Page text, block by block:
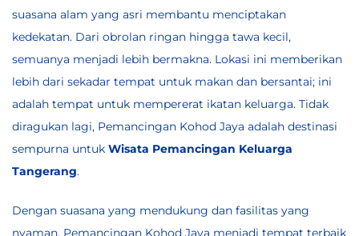
suasana alam yang asri membantu menciptakan
kedekatan. Dari obrolan ringan hingga tawa kecil,
semuanya menjadi lebih bermakna. Lokasi ini memberikan
lebih dari sekadar tempat untuk makan dan bersantai; ini
adalah tempat untuk mempererat ikatan keluarga. Tidak
diragukan lagi, Pemancingan Kohod Jaya adalah destinasi
sempurna untuk Wisata Pemancingan Keluarga
Tangerang.
Dengan suasana yang mendukung dan fasilitas yang
nyaman, Pemancingan Kohod Jaya menjadi tempat terbaik